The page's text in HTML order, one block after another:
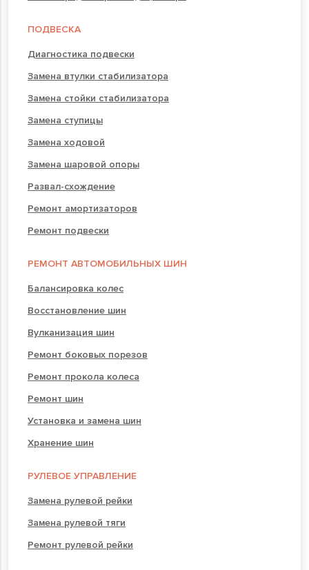
ПОДВЕСКА
Диагностика подвески
Замена втулки стабилизатора
Замена стойки стабилизатора
Замена ступицы
Замена ходовой
Замена шаровой опоры
Развал-схождение
Ремонт амортизаторов
Ремонт подвески
РЕМОНТ АВТОМОБИЛЬНЫХ ШИН
Балансировка колес
Восстановление шин
Вулканизация шин
Ремонт боковых порезов
Ремонт прокола колеса
Ремонт шин
Установка и замена шин
Хранение шин
РУЛЕВОЕ УПРАВЛЕНИЕ
Замена рулевой рейки
Замена рулевой тяги
Ремонт рулевой рейки